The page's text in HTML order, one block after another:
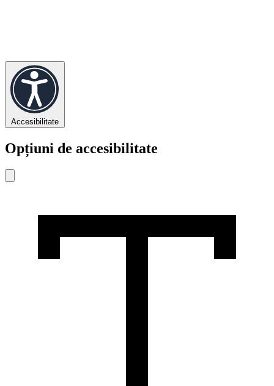
Accesibilitate
Opțiuni de accesibilitate